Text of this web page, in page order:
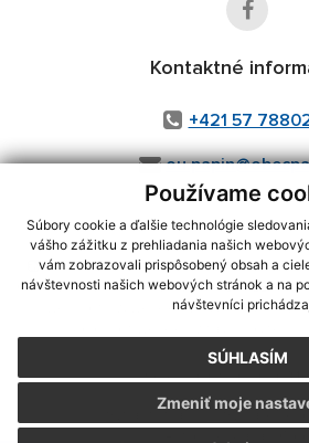
Používame
Súbory cookie a ďalšie technológie
vášho zážitku z prehliadania našich
vám zobrazovali prispôsobený obsah a
návštevnosti našich webových stránok a na
návštevníci
SÚHLASÍM
Zmeniť moje
Kontaktné
+421 57
využite možnosť získavania aktuálnych
CMS systém (redakčný) systém ECHELON 2,
webex.digital, s.r.o.,
Posledná aktualizácia:
Vytlačiť stránku|Vyhlásenie o